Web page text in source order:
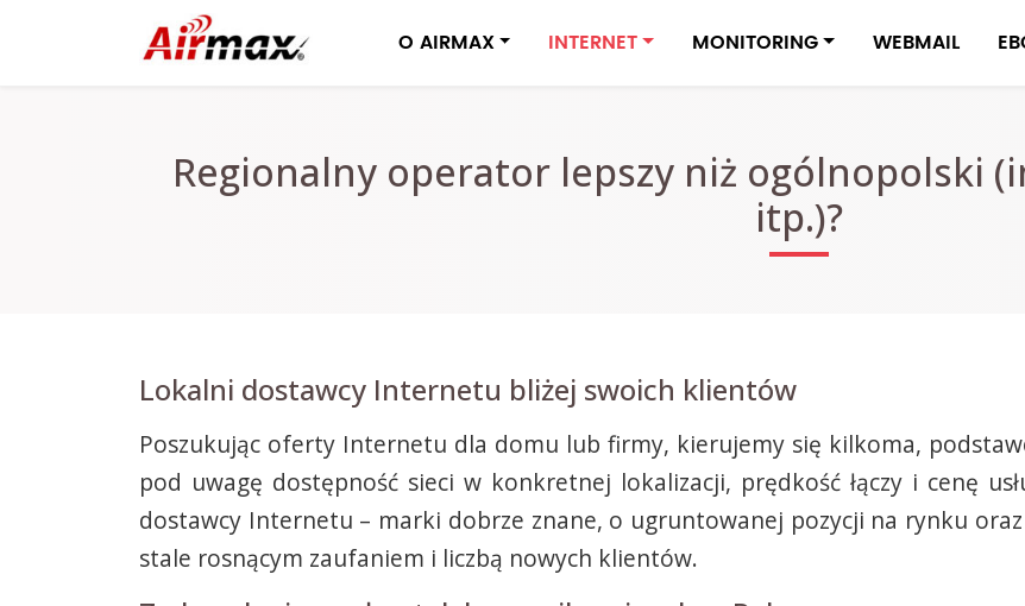
O AIRMAX INTERNET MONITORING WEBMAIL
Regionalny operator lepszy niż ogólnopolski
itp.)?
Lokalni dostawcy Internetu bliżej swoich klientów
Poszukując oferty Internetu dla domu lub firmy, kierujemy się kilkoma,
pod uwagę dostępność sieci w konkretnej lokalizacji, prędkość łączy i cenę
dostawcy Internetu – marki dobrze znane, o ugruntowanej pozycji na rynku
stale rosnącym zaufaniem i liczbą nowych klientów.